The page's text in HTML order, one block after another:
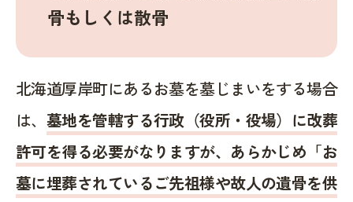
骨もしくは散骨
北海道厚岸町にあるお墓を墓じまいをする場合
は、 墓地を管轄する行政（役所・役場）に改葬
許可を得る必要がなりますが、あらかじめ「お
墓に埋葬されているご先祖様や故人の遺骨を供